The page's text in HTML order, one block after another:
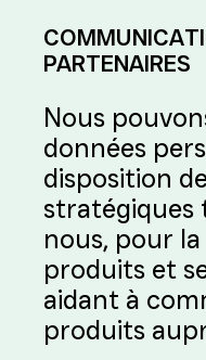
PARTENAIRES
Nous
données
disposition
stratégiques
nous, pour
produits et
aidant à
produits